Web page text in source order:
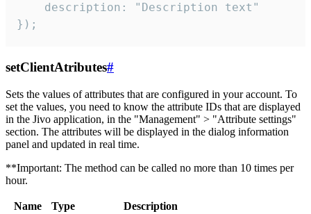
    description: "Description text"
});
setClientAtributes#
Sets the values ​​of attributes that are configured in your account. To
set the values, you need to know the attribute IDs that are displayed
in the Jivo application, in the "Management" > "Attribute settings"
section. The attributes will be displayed in the dialog information
panel and updated in real time.
**Important: The method can be called no more than 10 times per
hour.
Name Type
Description